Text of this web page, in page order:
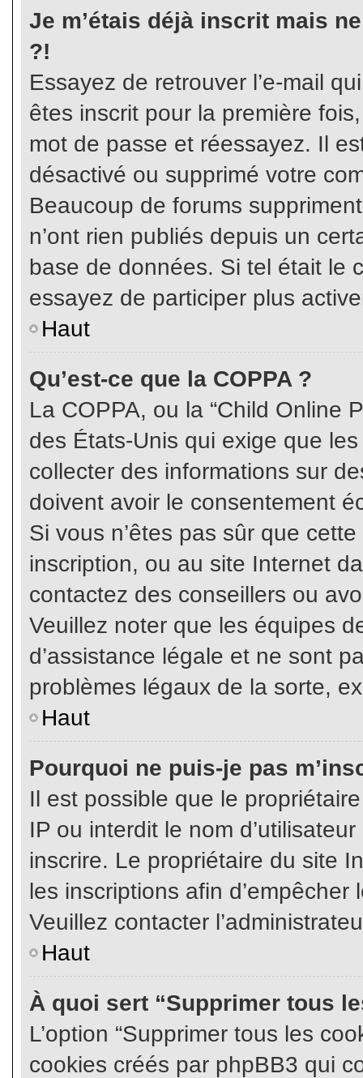
Je m’étais déjà inscrit mais
?!
Essayez de retrouver l’e-mail
êtes inscrit pour la première
mot de passe et réessayez. Il
désactivé ou supprimé votre
Beaucoup de forums
n’ont rien publiés depuis un
base de données. Si tel était le
essayez de participer plus
Haut
Qu’est-ce que la COPPA ?
La COPPA, ou la “Child Online
des États-Unis qui exige que
collecter des informations sur
doivent avoir le consentement
Si vous n’êtes pas sûr que
inscription, ou au site Internet
contactez des conseillers ou
Veuillez noter que les équipes
d’assistance légale et ne sont
problèmes légaux de la sorte,
Haut
Pourquoi ne puis-je pas
Il est possible que le
IP ou interdit le nom
inscrire. Le propriétaire du site
les inscriptions afin d’empêcher
Veuillez contacter
Haut
À quoi sert “Supprimer tous
L’option “Supprimer tous les
cookies créés par phpBB3 qui